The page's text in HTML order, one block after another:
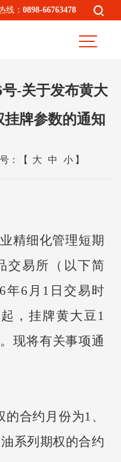
线：0898-66763478
-关于发布黄大
牌参数的通知
： 【 大 中 小 】
精细化管理短期
交易所（以下简
年6月1日交易时
，挂牌黄大豆1
现将有关事项通
合约月份为1、
系列期权的合约